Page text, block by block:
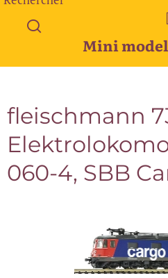
Mini
fleischmann
060-4, SBB